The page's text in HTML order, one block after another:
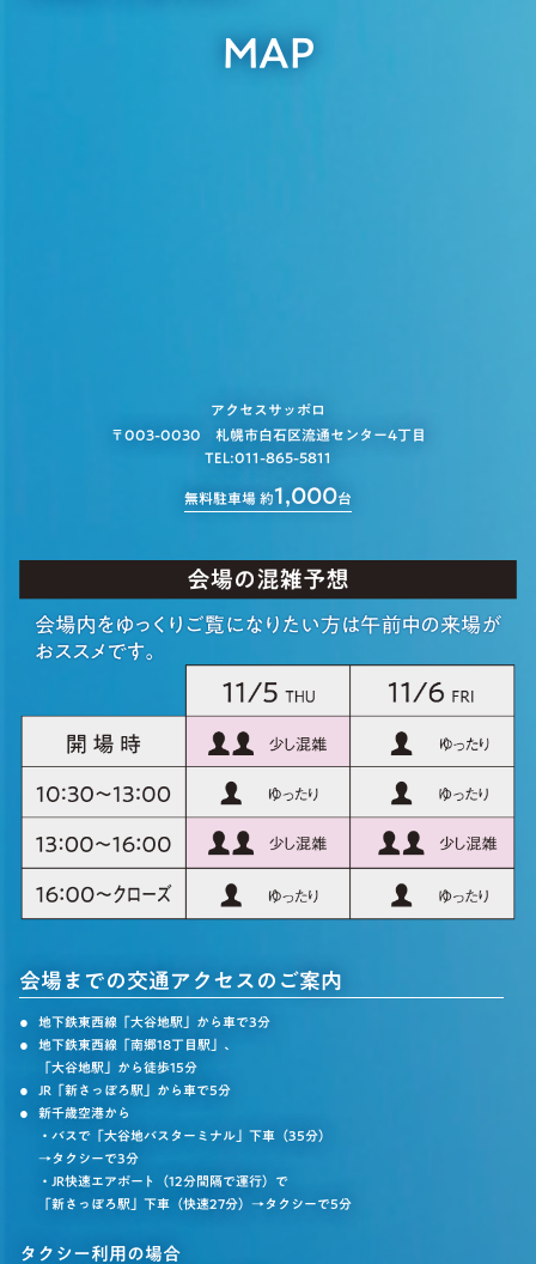
MAP
アクセスサッポロ
〒003-0030 札幌市白石区流通センター4丁目
TEL:011-865-5811
無料駐車場 約1,000台
会場までの交通アクセスのご案内
地下鉄東西線「大谷地駅」から車で3分
地下鉄東西線「南郷18丁目駅」、
「大谷地駅」から徒歩15分
JR「新さっぽろ駅」から車で5分
新千歳空港から
・バスで「大谷地バスターミナル」下車（35分）
→タクシーで3分
・JR快速エアポート（12分間隔で運行）で
「新さっぽろ駅」下車（快速27分）→タクシーで5分
タクシー利用の場合